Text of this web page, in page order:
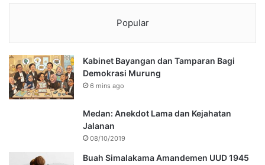
Popular
Kabinet Bayangan dan Tamparan Bagi
Demokrasi Murung
6 mins ago
Medan: Anekdot Lama dan Kejahatan
Jalanan
08/10/2019
Buah Simalakama Amandemen UUD 1945